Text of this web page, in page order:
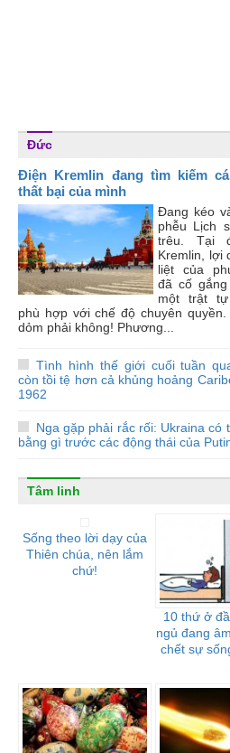
Đức
Điện Kremlin đang tìm kiếm
thất bại của mình
Đang kéo
phễu Lịch
trêu. Tại
Kremlin, lợi
liệt của
đã cố
một trật
phù hợp với chế độ chuyên
dỏm phải không! Phương...
Tình hình thế giới cuối tuần
còn tồi tệ hơn cả khủng hoảng
1962
Nga gặp phải rắc rối: Ukraina có
bằng gì trước các động thái của
Tâm linh
Sống theo lời dạy của
Thiên chúa, nên lắm
chứ!
10 thứ ở
ngủ đang
chết sự